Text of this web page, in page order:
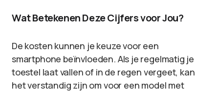
Wat Betekenen Deze Cijfers voor Jou?
De kosten kunnen je keuze voor een
smartphone beïnvloeden. Als je regelmatig je
toestel laat vallen of in de regen vergeet, kan
het verstandig zijn om voor een model met